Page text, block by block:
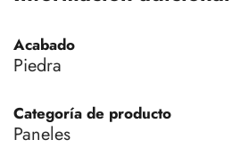
Acabado
Piedra
Categoría de producto
Paneles